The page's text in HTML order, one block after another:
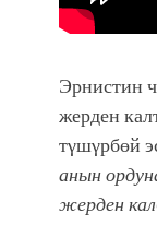
Эрнистин
жерден
тγшγрбөй
анын
жерден